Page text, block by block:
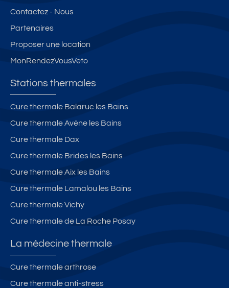
Contactez - Nous
Partenaires
Proposer une location
MonRendezVousVeto
Stations thermales
Cure thermale Balaruc les Bains
Cure thermale Avène les Bains
Cure thermale Dax
Cure thermale Brides les Bains
Cure thermale Aix les Bains
Cure thermale Lamalou les Bains
Cure thermale Vichy
Cure thermale de La Roche Posay
La médecine thermale
Cure thermale arthrose
Cure thermale anti-stress